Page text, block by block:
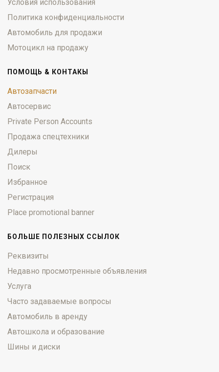
Условия использования
Политика конфиденциальности
Автомобиль для продажи
Мотоцикл на продажу
ПОМОЩЬ & КОНТАКЫ
Автозапчасти
Автосервис
Private Person Accounts
Продажа спецтехники
Дилеры
Поиск
Избранное
Регистрация
Place promotional banner
БОЛЬШЕ ПОЛЕЗНЫХ ССЫЛОК
Реквизиты
Недавно просмотренные объявления
Услуга
Часто задаваемые вопросы
Автомобиль в аренду
Автошкола и образование
Шины и диски